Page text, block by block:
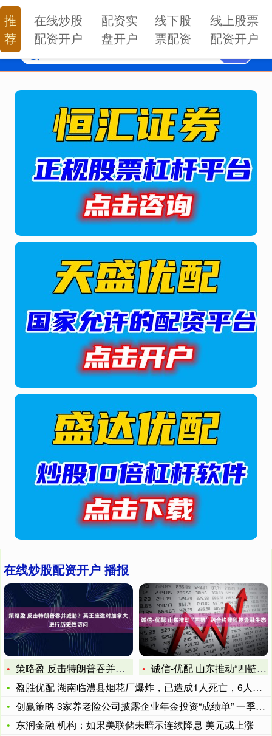
在线炒股配资开户 播报
策略盈 反击特朗普吞并威胁？英王应邀对加拿大进行历史性访问
诚信-优配 山东推动“四链”融合构建科技金融生态
盈胜优配 湖南临澧县烟花厂爆炸，已造成1人死亡，6人失联，9
创赢策略 3家养老险公司披露企业年金投资“成绩单” 一季度末
东润金融 机构：如果美联储未暗示连续降息 美元或上涨
推
荐
在线炒股
配资开户
配资实
盘开户
线下股
票配资
线上股票
配资开户